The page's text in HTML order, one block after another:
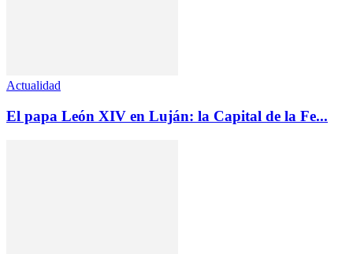
Actualidad
El papa León XIV en Luján: la Capital de la Fe...